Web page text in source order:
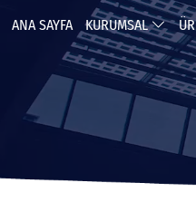
ANA SAYFA KURUMSAL